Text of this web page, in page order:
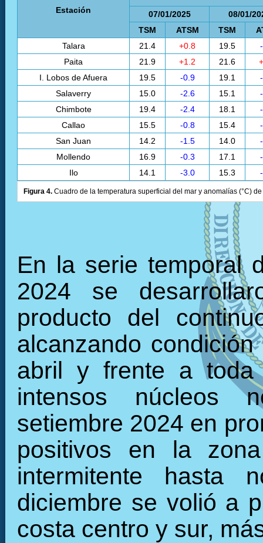
Estación 07/01/2025
08/01/
TSM
ATSM TSM
Talara
21.4 +0.8 19.5
Paita
21.9 +1.2 21.6
I. Lobos de Afuera
19.5 -0.9 19.1
Salaverry
15.0 -2.6 15.1
Chimbote
19.4 -2.4 18.1
Callao
15.5 -0.8 15.4
San Juan
14.2 -1.5 14.0
Mollendo
16.9 -0.3 17.1
Ilo
14.1 -3.0 15.3
Figura 4. Cuadro de la temperatura superficial del mar y anomalías (°C)
En la serie temporal
2024 se
producto del
alcanzando
abril y frente a
intensos núcleos
setiembre 2024 en
positivos en la
intermitente hasta
diciembre se volió a
costa centro y sur,